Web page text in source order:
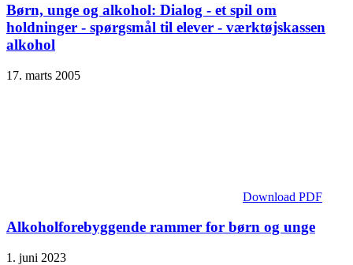
Børn, unge og alkohol: Dialog - et spil om
holdninger - spørgsmål til elever - værktøjskassen
alkohol
17. marts 2005
Download PDF
Alkoholforebyggende rammer for børn og unge
1. juni 2023